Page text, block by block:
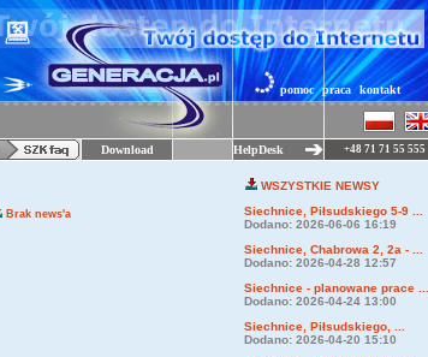
pomoc praca kontakt
Download HelpDesk +48 71 71 55 555
Brak news'a
WSZYSTKIE NEWSY
Siechnice, Piłsudskiego 5-9 ...
Dodano: 2026-06-06 16:19
Siechnice, Chabrowa 2, 2a - ...
Dodano: 2026-04-28 12:57
Siechnice - planowane prace ...
Dodano: 2026-04-24 13:00
Siechnice, Piłsudskiego, ...
Dodano: 2026-04-20 15:10